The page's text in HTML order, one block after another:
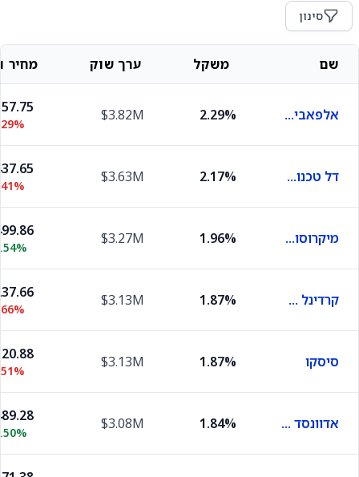
סינון
שם משקל ערך שוק מחיר
אלפאבית A 2.29%
$3.82M
דל טכנולוג'יז 2.17%
$3.63M
מיקרוסופט 1.96%
$3.27M
קרדינל הלת׳ 1.87%
$3.13M
סיסקו 1.87%
$3.13M
אדוונסד מיקרו דיווייסז 1.84%
$3.08M